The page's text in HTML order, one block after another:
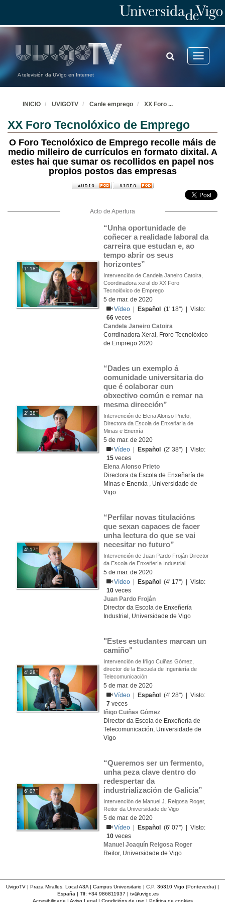
A televisión da UVigo en Internet
Toggle
TOGGLE
SEARCH
INICIO UVIGOTV Canle emprego XX Foro ...
XX Foro Tecnolóxico de Emprego
O Foro Tecnolóxico de Emprego recolle máis de
medio milleiro de currículos en formato dixital. A
estes hai que sumar os recollidos en papel nos
propios postos das empresas
Acto de Apertura
1' 18''
“Unha oportunidade de
coñecer a realidade laboral da
carreira que estudan e, ao
tempo abrir os seus
horizontes”
Intervención de Candela Janeiro Catoira,
Coordinadora xeral do XX Foro
Tecnolóxico de Emprego
5 de mar. de 2020
Vídeo
Español
(1' 18'') | Visto:
66 veces
Candela Janeiro Catoira
Corrdinadora Xeral, Froro Tecnolóxico
de Emprego 2020
2' 38''
“Dades un exemplo á
comunidade universitaria do
que é colaborar cun
obxectivo común e remar na
mesma dirección”
Intervención de Elena Alonso Prieto,
Directora da Escola de Enxeñaría de
Minas e Enerxía
5 de mar. de 2020
Vídeo
Español
(2' 38'') | Visto:
15 veces
Elena Alonso Prieto
Directora da Escola de Enxeñaría de
Minas e Enerxía , Universidade de
Vigo
4' 17''
“Perfilar novas titulacións
que sexan capaces de facer
unha lectura do que se vai
necesitar no futuro”
Intervención de Juan Pardo Froján Director
da Escola de Enxeñería Industrial
5 de mar. de 2020
Vídeo
Español
(4' 17'') | Visto:
10 veces
Juan Pardo Froján
Director da Escola de Enxeñería
Industrial, Universidade de Vigo
4' 28''
"Estes estudantes marcan un
camiño"
Intervención de Iñigo Cuiñas Gómez,
director de la Escuela de Ingeniería de
Telecomunicación
5 de mar. de 2020
Vídeo
Español
(4' 28'') | Visto:
7 veces
Iñigo Cuiñas Gómez
Director da Escola de Enxeñería de
Telecomunicación, Universidade de
Vigo
6' 07''
“Queremos ser un fermento,
unha peza clave dentro do
redespertar da
industrialización de Galicia”
Intervención de Manuel J. Reigosa Roger,
Reitor da Universidade de Vigo
5 de mar. de 2020
Vídeo
Español
(6' 07'') | Visto:
10 veces
Manuel Joaquín Reigosa Roger
Reitor, Universidade de Vigo
UvigoTV | Praza Miralles. Local A3A | Campus Universitario | C.P. 36310 Vigo (Pontevedra) |
España | Tlf: +34 986811937 | tv@uvigo.es
Accesibilidade | Aviso Legal| Condicións de uso| Política de cookies